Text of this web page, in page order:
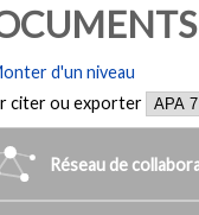
d'un niveau
citer ou exporter
Réseau de